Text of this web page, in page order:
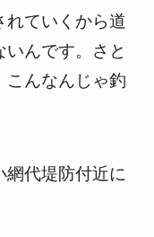
れていくから道
んです。さと
こんなんじゃ釣
網代堤防付近に